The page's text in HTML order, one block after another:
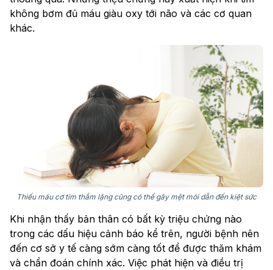
không bơm đủ máu giàu oxy tới não và các cơ quan
khác.
Thiếu máu cơ tim thầm lặng cũng có thể gây mệt mỏi dẫn đến kiệt sức
Khi nhận thấy bản thân có bất kỳ triệu chứng nào
trong các dấu hiệu cảnh báo kể trên, người bệnh nên
đến cơ sở y tế càng sớm càng tốt để được thăm khám
và chẩn đoán chính xác. Việc phát hiện và điều trị